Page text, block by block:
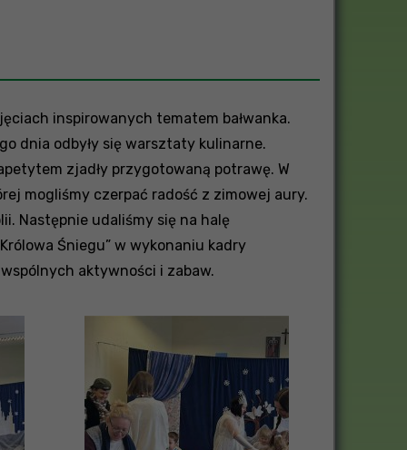
inspirowanych tematem bałwanka.
dnia odbyły się warsztaty kulinarne.
zjadły przygotowaną potrawę. W
mogliśmy czerpać radość z zimowej aury.
Następnie udaliśmy się na halę
Śniegu” w wykonaniu kadry
aktywności i zabaw.